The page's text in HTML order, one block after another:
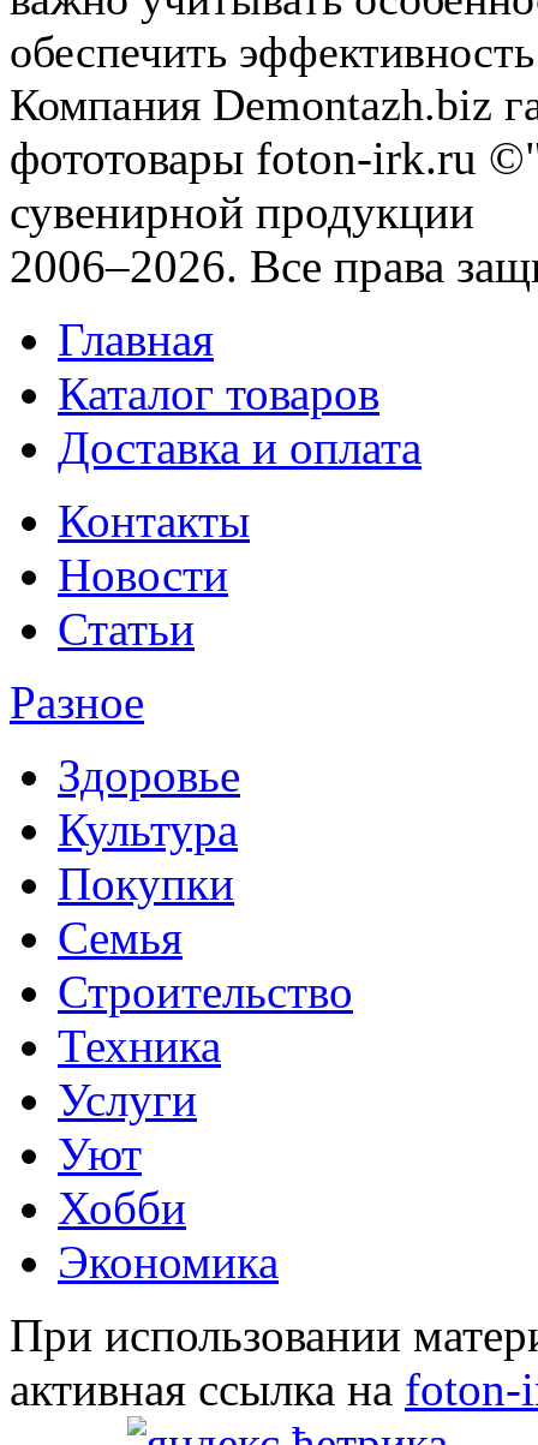
обеспечить
Компания Demontazh.biz
фототовары foton-irk.ru
сувенирной продукции
2006–2026. Все права
Главная
Каталог товаров
Доставка и оплата
Контакты
Новости
Статьи
Разное
Здоровье
Культура
Покупки
Семья
Строительство
Техника
Услуги
Уют
Хобби
Экономика
При использовании
активная ссылка на foton-